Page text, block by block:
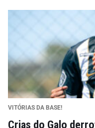
VITÓRIAS DA BASE!
Crias do Galo